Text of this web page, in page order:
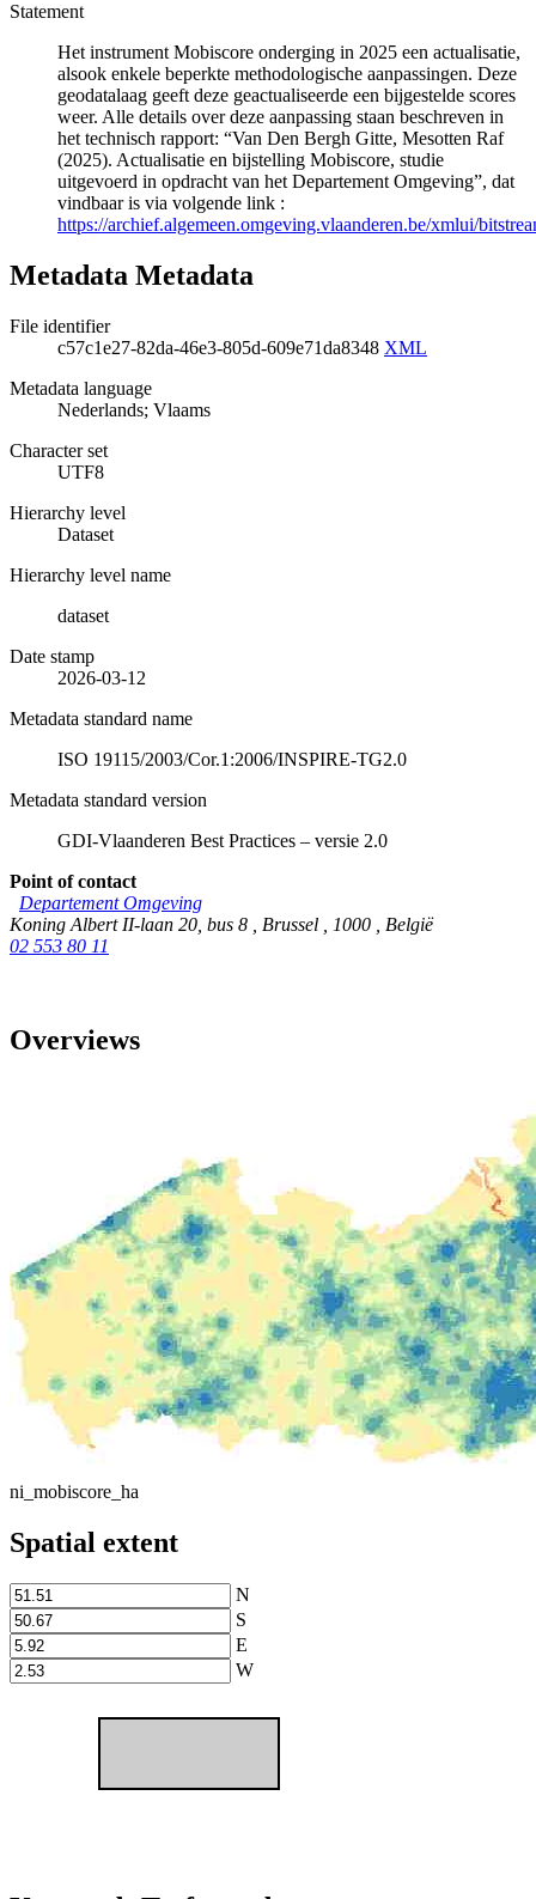
Statement
Het instrument Mobiscore onderging in 2025 een actualisatie,
alsook enkele beperkte methodologische aanpassingen. Deze
geodatalaag geeft deze geactualiseerde een bijgestelde scores
weer. Alle details over deze aanpassing staan beschreven in
het technisch rapport: “Van Den Bergh Gitte, Mesotten Raf
(2025). Actualisatie en bijstelling Mobiscore, studie
uitgevoerd in opdracht van het Departement Omgeving”, dat
vindbaar is via volgende link :
https://archief.algemeen.omgeving.vlaanderen.be/xmlui/
Metadata Metadata
File identifier
c57c1e27-82da-46e3-805d-609e71da8348 XML
Metadata language
Nederlands; Vlaams
Character set
UTF8
Hierarchy level
Dataset
Hierarchy level name
dataset
Date stamp
2026-03-12
Metadata standard name
ISO 19115/2003/Cor.1:2006/INSPIRE-TG2.0
Metadata standard version
GDI-Vlaanderen Best Practices – versie 2.0
Point of contact
Departement Omgeving
Koning Albert II-laan 20, bus 8
Brussel 1000
België
02 553 80 11
Overviews
ni_mobiscore_ha
Spatial extent
N
S
E
W